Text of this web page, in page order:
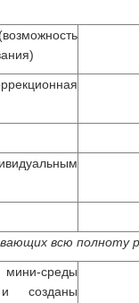
всю полноту
среды
созданы